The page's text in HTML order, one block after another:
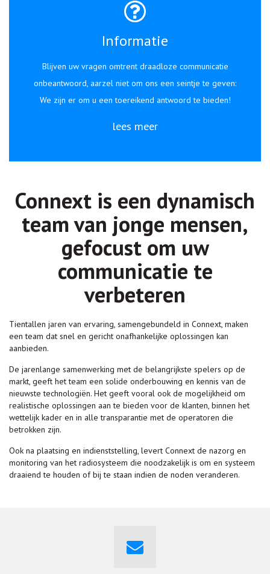
Informatie
Blijven uw vragen omtrent draadloze communicatie
onbeantwoord, aarzel niet om ons een seintje te geven:
We zijn er om u een toereikend antwoord te bieden!
lees meer
Connext is een dynamisch
team van jonge mensen,
gefocust om uw
communicatie te
verbeteren
Tientallen jaren van ervaring, samengebundeld in Connext, maken
een team dat snel en gericht onafhankelijke oplossingen kan
aanbieden.
De jarenlange samenwerking met de belangrijkste spelers op de
markt, geeft het team een solide onderbouwing en kennis van de
nieuwste technologiën. Het geeft vooral ook de mogelijkheid om
realistische oplossingen aan te bieden voor de klanten, binnen het
wettelijk kader en in alle transparantie met de operatoren die
betrokken zijn.
Ook na plaatsing en indienststelling, levert Connext de nazorg en
monitoring van het radiosysteem die noodzakelijk is om en systeem
draaiend te houden of bij te staan indien de noden veranderen.